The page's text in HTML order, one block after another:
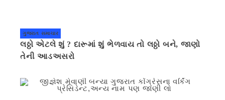
ગુજરાત સમાચાર
લઠ્ઠો એટલે શું ? દારૂમાં શું ભેળવાય તો લઠ્ઠો બને, જાણો
તેની આડઅસરો